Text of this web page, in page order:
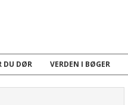
DU DØR VERDEN I BØGER